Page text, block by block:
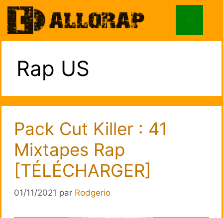
Aller
au
contenu
Menu
Rap US
Pack Cut Killer : 41
Mixtapes Rap
[TÉLÉCHARGER]
01/11/2021 par Rodgerio